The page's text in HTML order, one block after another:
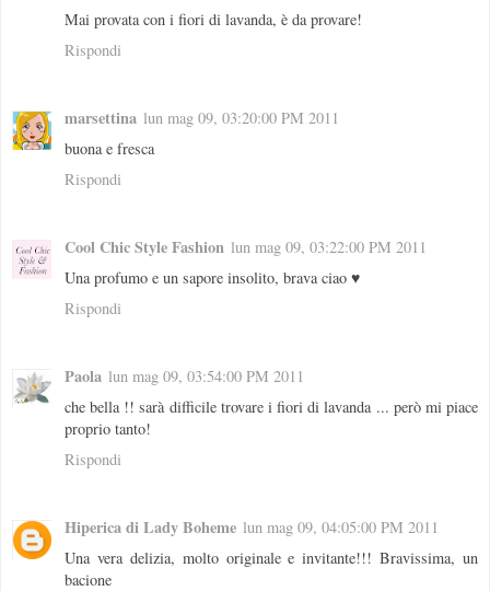
Mai provata con i fiori di lavanda, è da provare!
Rispondi
marsettina lun mag 09, 03:20:00 PM 2011
buona e fresca
Rispondi
Cool Chic Style Fashion lun mag 09, 03:22:00 PM 2011
Una profumo e un sapore insolito, brava ciao ♥
Rispondi
Paola lun mag 09, 03:54:00 PM 2011
che bella !! sarà difficile trovare i fiori di lavanda ... però mi piace
proprio tanto!
Rispondi
Hiperica di Lady Boheme lun mag 09, 04:05:00 PM 2011
Una vera delizia, molto originale e invitante!!! Bravissima, un
bacione